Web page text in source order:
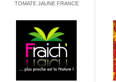
TOMATE JAUNE FRANCE